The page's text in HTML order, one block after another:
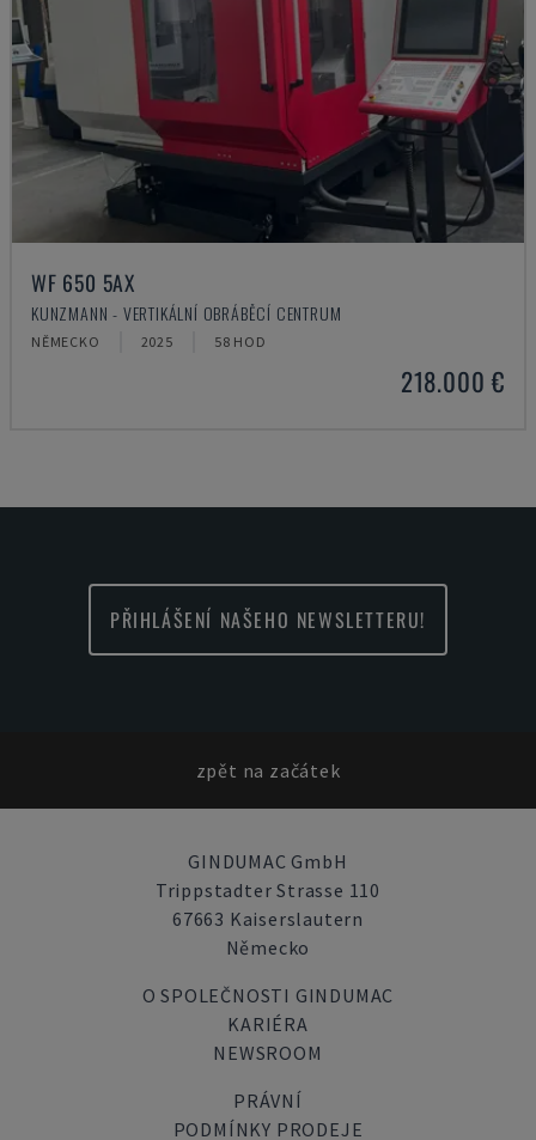
WF 650 5AX
KUNZMANN - VERTIKÁLNÍ OBRÁBĚCÍ CENTRUM
NĚMECKO 2025 58 HOD
218.000 €
PŘIHLÁŠENÍ NAŠEHO NEWSLETTERU!
zpět na začátek
GINDUMAC GmbH
Trippstadter Strasse 110
67663 Kaiserslautern
Německo
O SPOLEČNOSTI GINDUMAC
KARIÉRA
NEWSROOM
PRÁVNÍ
PODMÍNKY PRODEJE